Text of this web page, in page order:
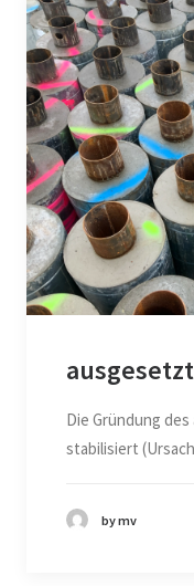
KARRIERE
KONTAKT
SEARCH
ausgesetzt
Die Gründung
stabilisiert
by mv